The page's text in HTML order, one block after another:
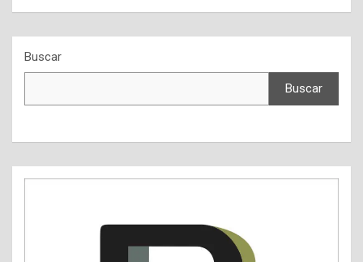
Buscar
Buscar